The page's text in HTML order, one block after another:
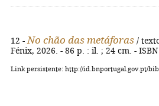
12 - No chão das metáforas /
Fénix, 2026. - 86 p. : il. ; 24 cm. -
Link persistente: http://id.bnportugal.gov.pt/